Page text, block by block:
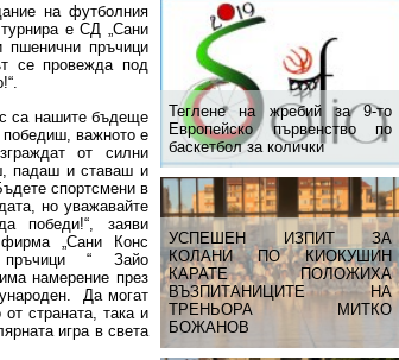
Теглене на жребий за 9-то
Европейско първенство по
баскетбол за колички
УСПЕШЕН ИЗПИТ ЗА
КОЛАНИ ПО КИОКУШИН
КАРАТЕ ПОЛОЖИХА
ВЪЗПИТАНИЦИТЕ НА
ТРЕНЬОРА МИТКО
БОЖАНОВ
на футболния
е СД „Сани
пшенични пръчици
се провежда под
са нашите бъдеще
важното е
от силни
падаш и ставаш и
спортсмени в
но уважавайте
победи!“, заяви
фирма „Сани Конс
пръчици “ Зайо
намерение през
Да могат
страната, така и
игра в света